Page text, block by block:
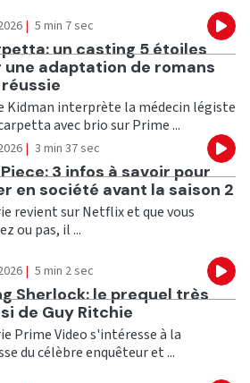
| 5 min 7 sec
un casting 5 étoiles
une adaptation de romans
Kidman interprète la médecin légiste
avec brio sur Prime ...
| 3 min 37 sec
3 infos à savoir pour
en société avant la saison 2
revient sur Netflix et que vous
ou pas, il ...
| 5 min 2 sec
Sherlock: le prequel très
de Guy Ritchie
Prime Video s'intéresse à la
du célèbre enquêteur et ...